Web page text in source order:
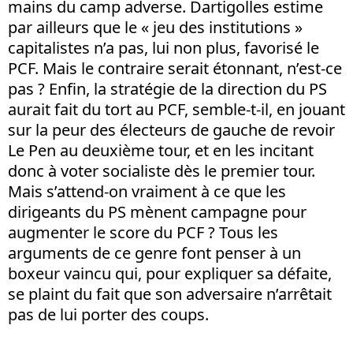
mains du camp adverse. Dartigolles estime
par ailleurs que le « jeu des institutions »
capitalistes n’a pas, lui non plus, favorisé le
PCF. Mais le contraire serait étonnant, n’est-ce
pas ? Enfin, la stratégie de la direction du PS
aurait fait du tort au PCF, semble-t-il, en jouant
sur la peur des électeurs de gauche de revoir
Le Pen au deuxième tour, et en les incitant
donc à voter socialiste dès le premier tour.
Mais s’attend-on vraiment à ce que les
dirigeants du PS mènent campagne pour
augmenter le score du PCF ? Tous les
arguments de ce genre font penser à un
boxeur vaincu qui, pour expliquer sa défaite,
se plaint du fait que son adversaire n’arrêtait
pas de lui porter des coups.